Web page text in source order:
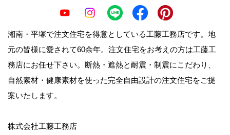
湘南・平塚で注文住宅を得意としている工藤工務店です。地
元の皆様に愛されて60余年。注文住宅をお考えの方は工藤工
務店にお任せ下さい。断熱・遮熱と耐震・制震にこだわり、
自然素材・健康素材を使った完全自由設計の注文住宅をご提
案いたします。
株式会社工藤工務店